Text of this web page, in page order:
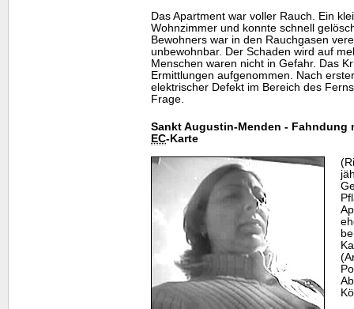
Das Apartment war voller Rauch. Ein
Wohnzimmer und konnte schnell
Bewohners war in den Rauchgasen
unbewohnbar. Der Schaden wird auf
Menschen waren nicht in Gefahr. Das
Ermittlungen aufgenommen. Nach
elektrischer Defekt im Bereich des
Frage.
Sankt Augustin-Menden - Fahndung
EC-Karte